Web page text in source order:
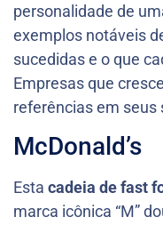
personalidade de
exemplos notáveis
sucedidas e o que
Empresas que
referências em seus
McDonald’s
Esta cadeia de fast
marca icônica “M”